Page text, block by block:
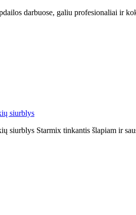
darbuose, galiu profesionaliai ir
siurblys
siurblys Starmix tinkantis šlapiam ir